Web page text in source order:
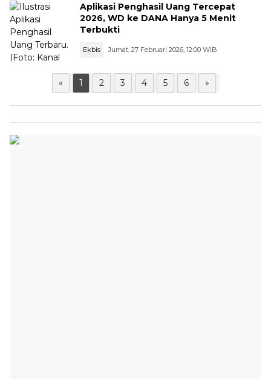
Aplikasi Penghasil Uang Tercepat
2026, WD ke DANA Hanya 5 Menit
Terbukti
Ekbis Jumat, 27 Februari 2026, 12:00 WIB
« 1 2 3 4 5 6 »